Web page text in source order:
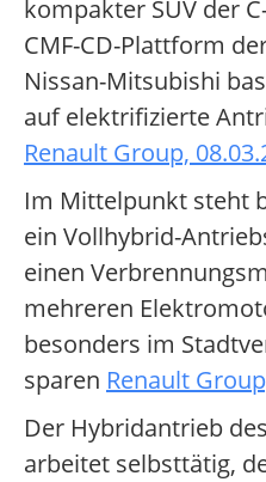
kompakter SUV der
CMF-CD-Plattform
Nissan-Mitsubishi
auf elektrifizierte
Renault Group,
Im Mittelpunkt steht
ein Vollhybrid-
einen
mehreren
besonders im
sparen Renault
Der Hybridantrieb
arbeitet selbsttätig,